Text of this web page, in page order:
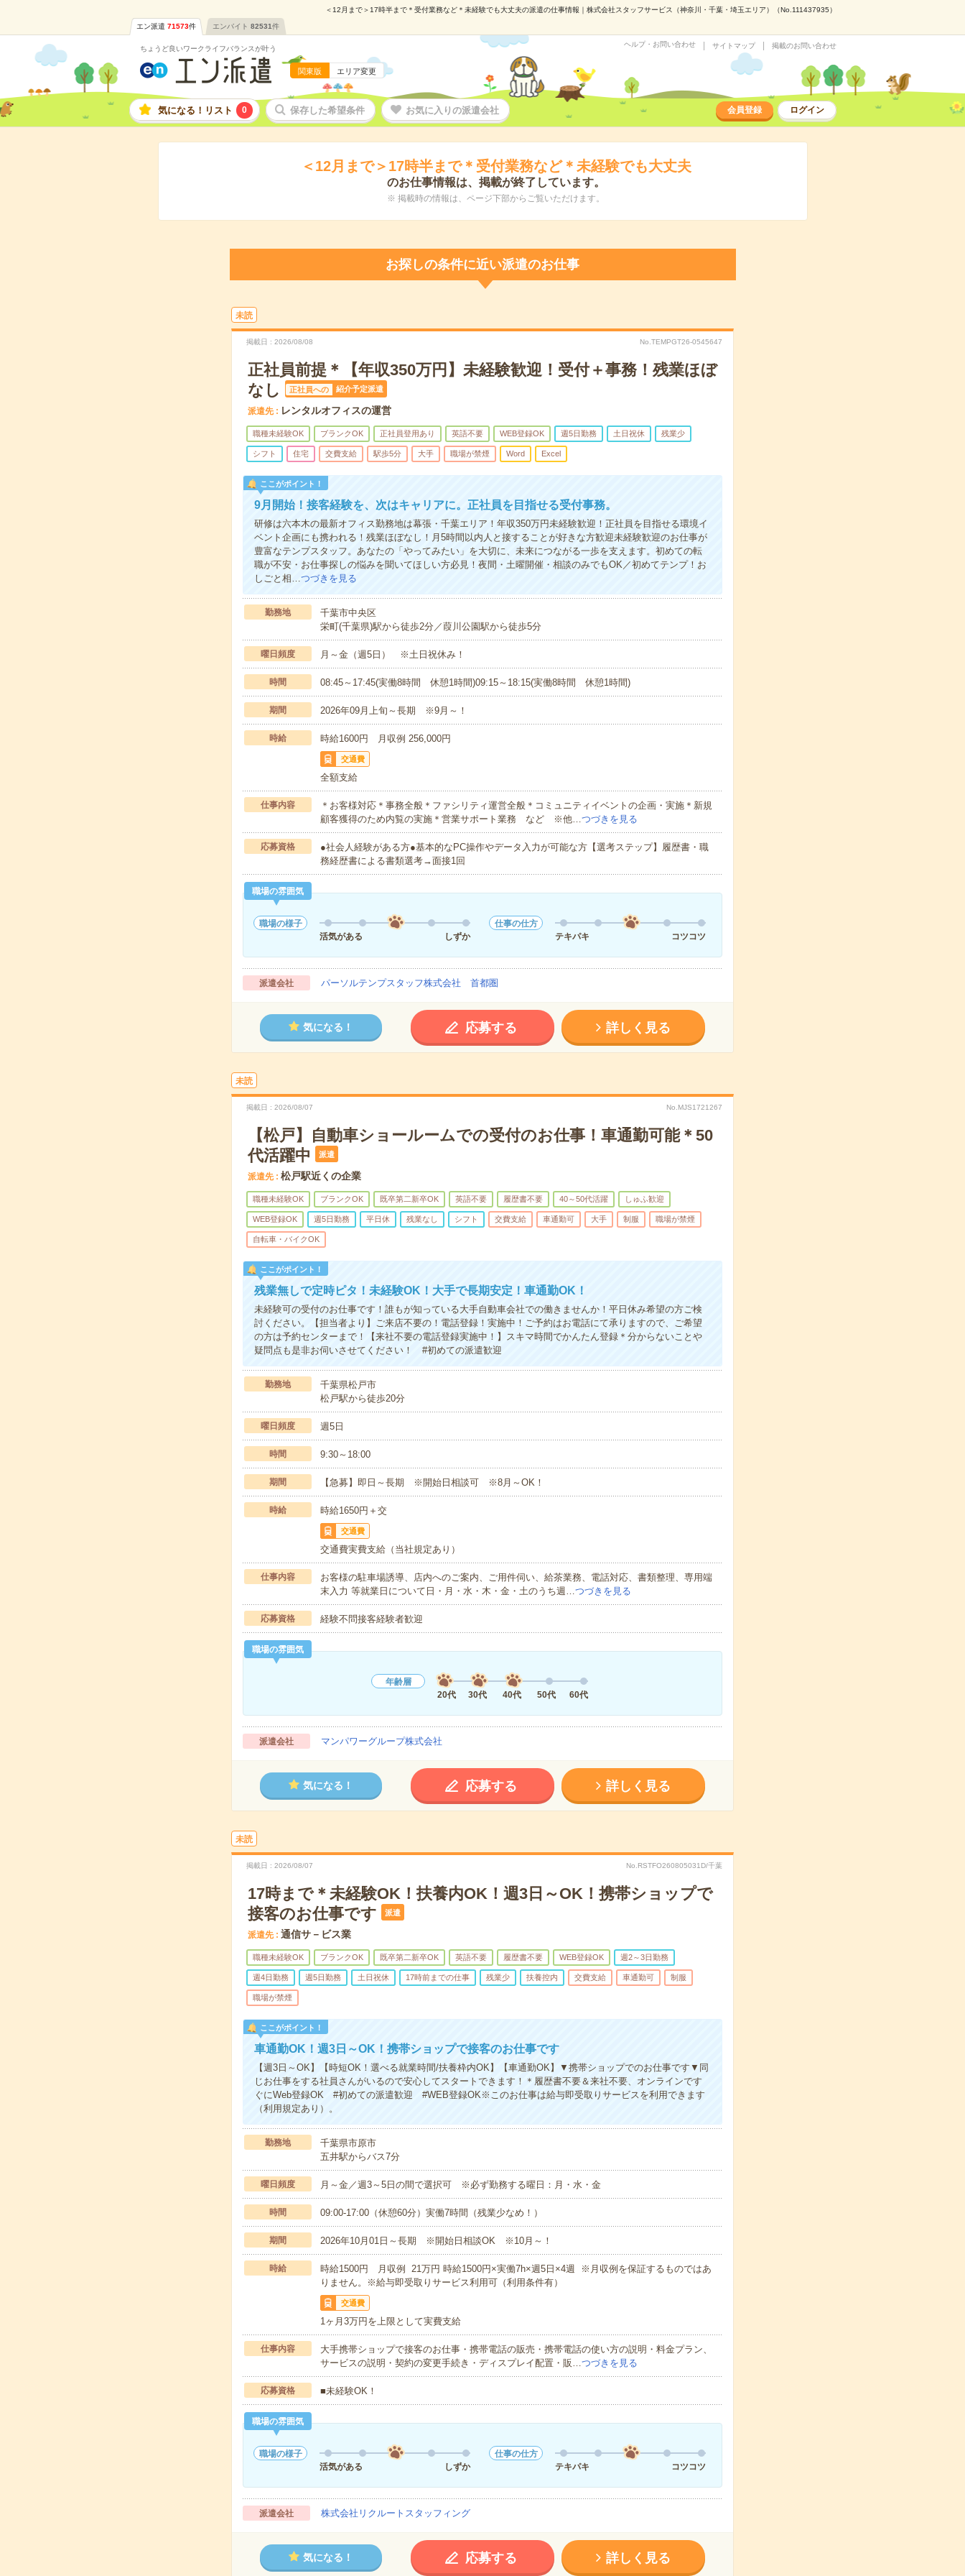
＜12月まで＞17時半まで＊受付業務など＊未経験でも大丈夫の派遣の仕事情報｜株式会社スタッフサービス（神奈川・千葉・埼玉エリア）（No.111437935）
エン派遣 71573件 エンバイト 82531件
ちょうど良いワークライフバランスが叶う
関東版 エリア変更
ヘルプ・お問い合わせ サイトマップ 掲載のお問い合わせ
気になる！リスト 0 保存した希望条件 お気に入りの派遣会社 会員登録 ログイン
＜12月まで＞17時半まで＊受付業務など＊未経験でも大丈夫
のお仕事情報は、掲載が終了しています。
※ 掲載時の情報は、ページ下部からご覧いただけます。
お探しの条件に近い派遣のお仕事
未読
掲載日 2026/08/08 No.TEMPGT26-0545647
正社員前提＊【年収350万円】未経験歓迎！受付＋事務！残業ほぼ
なし
正社員への 紹介予定派遣
派遣先 レンタルオフィスの運営
職種未経験OK ブランクOK 正社員登用あり 英語不要 WEB登録OK 週5日勤務 土日祝休 残業少
シフト 住宅 交費支給 駅歩5分 大手 職場が禁煙 Word Excel
ここがポイント！
9月開始！接客経験を、次はキャリアに。正社員を目指せる受付事務。
研修は六本木の最新オフィス勤務地は幕張・千葉エリア！年収350万円未経験歓迎！正社員を目指せる環境イ
ベント企画にも携われる！残業ほぼなし！月5時間以内人と接することが好きな方歓迎未経験歓迎のお仕事が
豊富なテンプスタッフ。あなたの「やってみたい」を大切に、未来につながる一歩を支えます。初めての転
職が不安・お仕事探しの悩みを聞いてほしい方必見！夜間・土曜開催・相談のみでもOK／初めてテンプ！お
しごと相…つづきを見る
勤務地
千葉市中央区
栄町(千葉県)駅から徒歩2分／葭川公園駅から徒歩5分
曜日頻度 月～金（週5日） ※土日祝休み！
時間 08:45～17:45(実働8時間 休憩1時間)09:15～18:15(実働8時間 休憩1時間)
期間 2026年09月上旬～長期 ※9月～！
時給 時給1600円 月収例 256,000円
交通費
全額支給
仕事内容
＊お客様対応＊事務全般＊ファシリティ運営全般＊コミュニティイベントの企画・実施＊新規
顧客獲得のため内覧の実施＊営業サポート業務 など ※他…つづきを見る
応募資格
●社会人経験がある方●基本的なPC操作やデータ入力が可能な方【選考ステップ】履歴書・職
務経歴書による書類選考→面接1回
職場の雰囲気
職場の様子
活気がある
しずか
仕事の仕方
テキパキ
コツコツ
派遣会社 パーソルテンプスタッフ株式会社 首都圏
気になる！ 応募する 詳しく見る
未読
掲載日 2026/08/07 No.MJS1721267
【松戸】自動車ショールームでの受付のお仕事！車通勤可能＊50
代活躍中
派遣
派遣先 松戸駅近くの企業
職種未経験OK ブランクOK 既卒第二新卒OK 英語不要 履歴書不要 40～50代活躍 しゅふ歓迎
WEB登録OK 週5日勤務 平日休 残業なし シフト 交費支給 車通勤可 大手 制服 職場が禁煙
自転車・バイクOK
ここがポイント！
残業無しで定時ピタ！未経験OK！大手で長期安定！車通勤OK！
未経験可の受付のお仕事です！誰もが知っている大手自動車会社での働きませんか！平日休み希望の方ご検
討ください。【担当者より】ご来店不要の！電話登録！実施中！ご予約はお電話にて承りますので、ご希望
の方は予約センターまで！【来社不要の電話登録実施中！】スキマ時間でかんたん登録＊分からないことや
疑問点も是非お伺いさせてください！ #初めての派遣歓迎
勤務地
千葉県松戸市
松戸駅から徒歩20分
曜日頻度 週5日
時間 9:30～18:00
期間 【急募】即日～長期 ※開始日相談可 ※8月～OK！
時給 時給1650円＋交
交通費
交通費実費支給（当社規定あり）
仕事内容
お客様の駐車場誘導、店内へのご案内、ご用件伺い、給茶業務、電話対応、書類整理、専用端
末入力 等就業日について日・月・水・木・金・土のうち週…つづきを見る
応募資格 経験不問接客経験者歓迎
職場の雰囲気
年齢層
20代
30代 40代 50代 60代
派遣会社 マンパワーグループ株式会社
気になる！ 応募する 詳しく見る
未読
掲載日 2026/08/07 No.RSTFO260805031D/千葉
17時まで＊未経験OK！扶養内OK！週3日～OK！携帯ショップで
接客のお仕事です
派遣
派遣先 通信サ－ビス業
職種未経験OK ブランクOK 既卒第二新卒OK 英語不要 履歴書不要 WEB登録OK 週2～3日勤務
週4日勤務 週5日勤務 土日祝休 17時前までの仕事 残業少 扶養控内 交費支給 車通勤可 制服
職場が禁煙
ここがポイント！
車通勤OK！週3日～OK！携帯ショップで接客のお仕事です
【週3日～OK】【時短OK！選べる就業時間/扶養枠内OK】【車通勤OK】▼携帯ショップでのお仕事です▼同
じお仕事をする社員さんがいるので安心してスタートできます！＊履歴書不要＆来社不要、オンラインです
ぐにWeb登録OK #初めての派遣歓迎 #WEB登録OK※このお仕事は給与即受取りサービスを利用できます
（利用規定あり）。
勤務地
千葉県市原市
五井駅からバス7分
曜日頻度 月～金／週3～5日の間で選択可 ※必ず勤務する曜日：月・水・金
時間 09:00-17:00（休憩60分）実働7時間（残業少なめ！）
期間 2026年10月01日～長期 ※開始日相談OK ※10月～！
時給
時給1500円 月収例 21万円 時給1500円×実働7h×週5日×4週 ※月収例を保証するものではあ
りません。※給与即受取りサービス利用可（利用条件有）
交通費
1ヶ月3万円を上限として実費支給
仕事内容
大手携帯ショップで接客のお仕事・携帯電話の販売・携帯電話の使い方の説明・料金プラン、
サービスの説明・契約の変更手続き・ディスプレイ配置・販…つづきを見る
応募資格 ■未経験OK！
職場の雰囲気
職場の様子
活気がある
しずか
仕事の仕方
テキパキ
コツコツ
派遣会社 株式会社リクルートスタッフィング
気になる！ 応募する 詳しく見る